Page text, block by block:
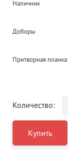
Наличник
Доборы
Притворная планка
Количество:
Купить